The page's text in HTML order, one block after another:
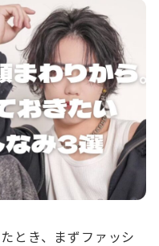
とき、まずファッシ